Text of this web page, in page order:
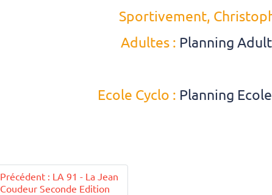
Sportivement,
Adultes : Planning
Ecole Cyclo : Planning
Précédent : LA 91 - La Jean
Coudeur Seconde Edition